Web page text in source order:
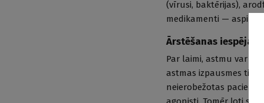
(vīrusi, baktērijas),
medikamenti —
Ārstēšanas iespējas
Par laimi, astmu var
astmas izpausmes tiek
neierobežotas